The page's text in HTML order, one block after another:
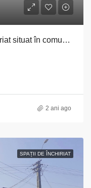
Spațiu comercial + teren de închiriat situat în comuna Călărași, str. Principală, nr. 317, județul Cluj
2 ani ago
SPAȚII DE ÎNCHIRIAT